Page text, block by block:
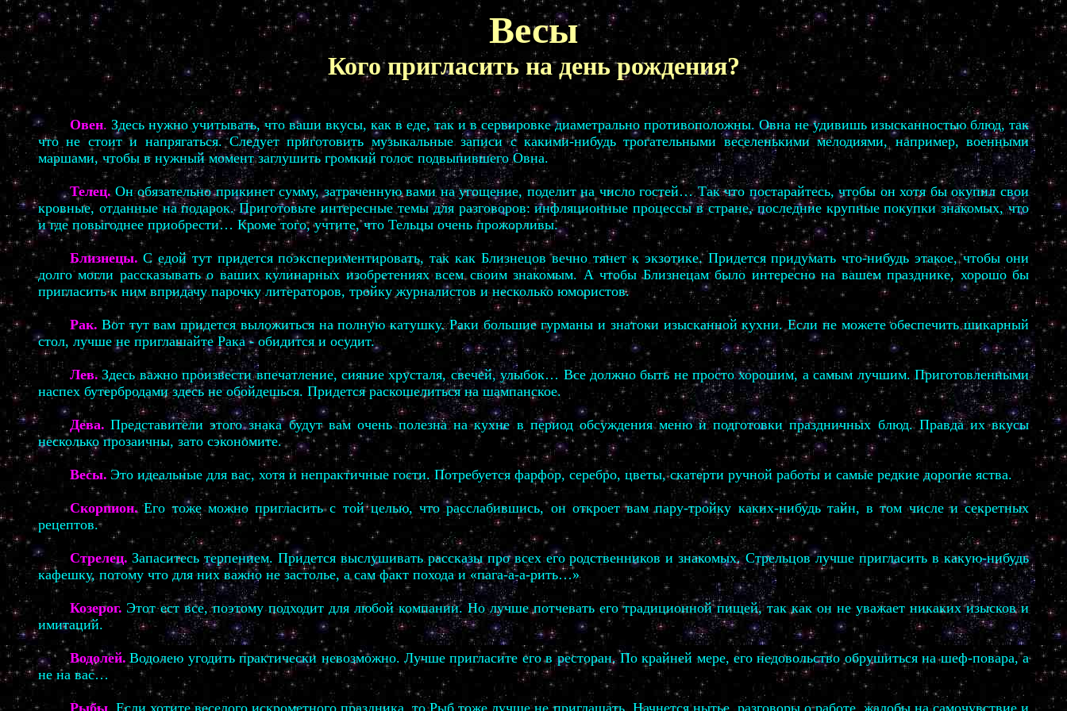
Весы
Кого пригласить на день рождения?
Овен. Здесь нужно учитывать, что ваши вкусы, как в еде, так и в сервировке диаметрально противоположны. Овна не удивишь изысканностью блюд, так
что не стоит и напрягаться. Следует приготовить музыкальные записи с какими-нибудь трогательными веселенькими мелодиями, например, военными
маршами, чтобы в нужный момент заглушить громкий голос подвыпившего Овна.
Телец. Он обязательно прикинет сумму, затраченную вами на угощение, поделит на число гостей… Так что постарайтесь, чтобы он хотя бы окупил свои
кровные, отданные на подарок. Приготовьте интересные темы для разговоров: инфляционные процессы в стране, последние крупные покупки знакомых, что
и где повыгоднее приобрести… Кроме того, учтите, что Тельцы очень прожорливы.
Близнецы. С едой тут придется поэкспериментировать, так как Близнецов вечно тянет к экзотике. Придется придумать что-нибудь этакое, чтобы они
долго могли рассказывать о ваших кулинарных изобретениях всем своим знакомым. А чтобы Близнецам было интересно на вашем празднике, хорошо бы
пригласить к ним впридачу парочку литераторов, тройку журналистов и несколько юмористов.
Рак. Вот тут вам придется выложиться на полную катушку. Раки большие гурманы и знатоки изысканной кухни. Если не можете обеспечить шикарный
стол, лучше не приглашайте Рака - обидится и осудит.
Лев. Здесь важно произвести впечатление, сияние хрусталя, свечей, улыбок… Все должно быть не просто хорошим, а самым лучшим. Приготовленными
наспех бутербродами здесь не обойдешься. Придется раскошелиться на шампанское.
Дева. Представители этого знака будут вам очень полезна на кухне в период обсуждения меню и подготовки праздничных блюд. Правда их вкусы
несколько прозаичны, зато сэкономите.
Весы. Это идеальные для вас, хотя и непрактичные гости. Потребуется фарфор, серебро, цветы, скатерти ручной работы и самые редкие дорогие яства.
Скорпион. Его тоже можно пригласить с той целью, что расслабившись, он откроет вам пару-тройку каких-нибудь тайн, в том числе и секретных
рецептов.
Стрелец. Запаситесь терпением. Придется выслушивать рассказы про всех его родственников и знакомых. Стрельцов лучше пригласить в какую-нибудь
кафешку, потому что для них важно не застолье, а сам факт похода и «пага-а-а-рить…»
Козерог. Этот ест все, поэтому подходит для любой компании. Но лучше потчевать его традиционной пищей, так как он не уважает никаких изысков и
имитаций.
Водолей. Водолею угодить практически невозможно. Лучше пригласите его в ресторан. По крайней мере, его недовольство обрушиться на шеф-повара, а
не на вас…